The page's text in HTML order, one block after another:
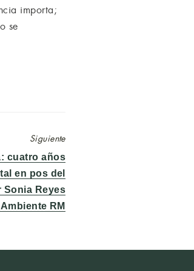
importa;
se
Siguiente
cuatro años
en pos del
Sonia Reyes
RM